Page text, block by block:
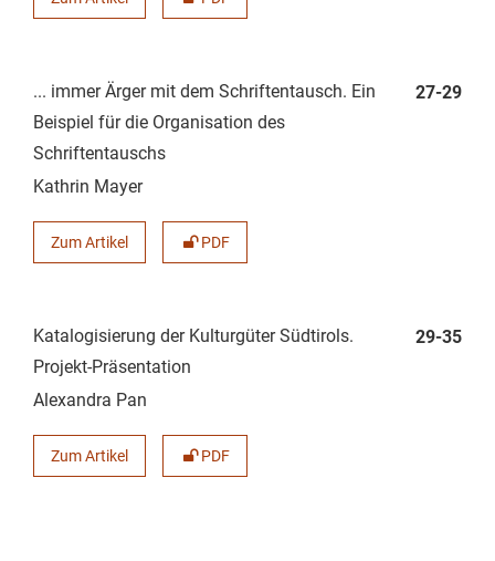
... immer Ärger mit dem Schriftentausch. Ein
Beispiel für die Organisation des
Schriftentauschs
Kathrin Mayer
Zum Artikel PDF
27-29
Katalogisierung der Kulturgüter Südtirols.
Projekt-Präsentation
Alexandra Pan
Zum Artikel PDF
29-35